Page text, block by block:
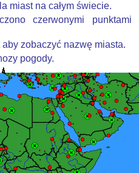
miast na całym świecie.
czerwonymi punktami
zobaczyć nazwę miasta.
pogody.